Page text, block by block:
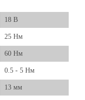
18 В
25 Нм
60 Нм
0.5 - 5 Нм
13 мм